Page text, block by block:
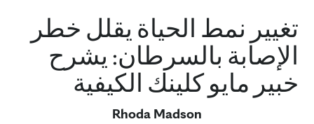
تغيير نمط الحياة يقلل خطر
الإصابة بالسرطان: يشرح
خبير مايو كلينك الكيفية
Rhoda Madson